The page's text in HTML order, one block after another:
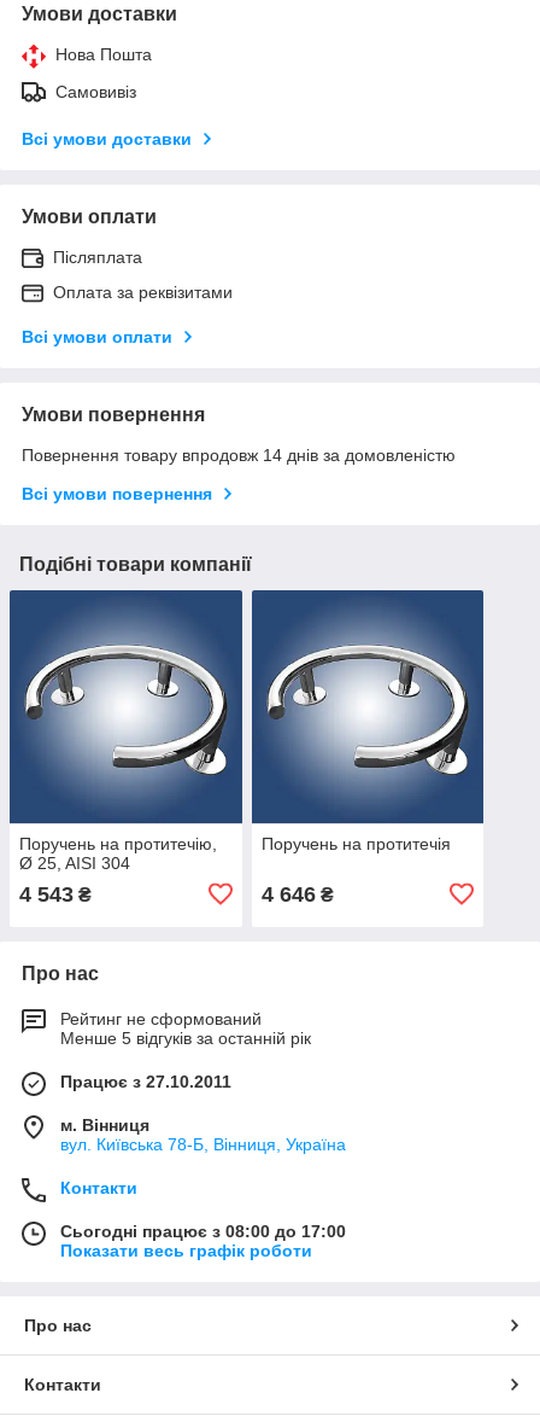
Умови доставки
Нова Пошта
Самовивіз
Всі умови доставки
Умови оплати
Післяплата
Оплата за реквізитами
Всі умови оплати
Умови повернення
Повернення товару впродовж 14 днів за домовленістю
Всі умови повернення
Подібні товари компанії
Поручень на протитечію,
Ø 25, AISI 304
4 543 ₴
Поручень на протитечія
4 646₴
Про нас
Рейтинг не сформований
Менше 5 відгуків за останній рік
Працює з 27.10.2011
м. Вінниця
вул. Київська 78-Б, Вінниця, Україна
Контакти
Сьогодні працює з 08:00 до 17:00
Показати весь графік роботи
Про нас
Контакти